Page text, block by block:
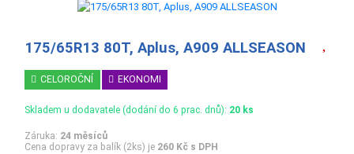
175/65R13 80T, Aplus, A909 ALLSEASON
CELOROČNÍ EKONOMI
Skladem u dodavatele (dodání do 6 prac. dnů): 20 ks
Záruka: 24 měsíců
Cena dopravy za balík (2ks) je 260 Kč s DPH